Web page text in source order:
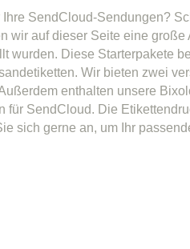
SendCloud-Sendungen?
wir auf dieser Seite eine
wurden. Diese Starterpakete
Wir bieten zwei
enthalten unsere
für SendCloud. Die
sich gerne an, um Ihr